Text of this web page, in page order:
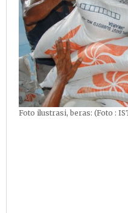
Foto ilustrasi, beras: (Foto :